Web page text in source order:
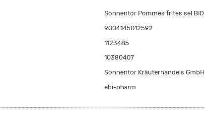
Sonnentor Pommes frites sel BIO
9004145012592
1123485
10380407
Sonnentor Kräuterhandels GmbH
ebi-pharm